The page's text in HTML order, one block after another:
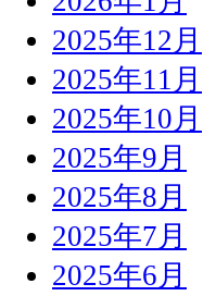
2025年12月
2025年11月
2025年10月
2025年9月
2025年8月
2025年7月
2025年6月